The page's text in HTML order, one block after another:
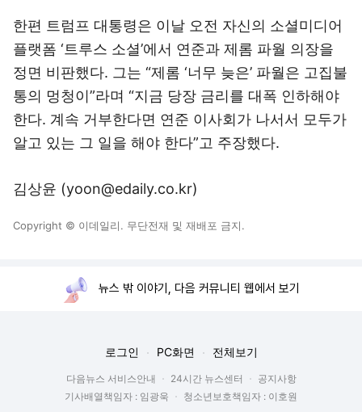
한편 트럼프 대통령은 이날 오전 자신의 소셜미디어
플랫폼 ‘트루스 소셜’에서 연준과 제롬 파월 의장을
정면 비판했다. 그는 “제롬 ‘너무 늦은’ 파월은 고집불
통의 멍청이”라며 “지금 당장 금리를 대폭 인하해야
한다. 계속 거부한다면 연준 이사회가 나서서 모두가
알고 있는 그 일을 해야 한다”고 주장했다.
김상윤 (yoon@edaily.co.kr)
Copyright © 이데일리. 무단전재 및 재배포 금지.
뉴스 밖 이야기, 다음 커뮤니티 웹에서 보기
로그인 PC화면 전체보기
다음뉴스 서비스안내 24시간 뉴스센터
공지사항
기사배열책임자 : 임광욱
청소년보호책임자 : 이호원